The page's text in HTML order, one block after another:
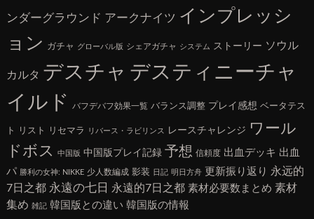
ンダーグラウンド アークナイツ インプレッシ
ョン ガチャ グローバル版 シェアガチャ システム ストーリー ソウル
カルタ デスチャ デスティニーチャ
イルド
バフデバフ効果一覧 バランス調整 プレイ感想 ベータテス
ト リスト リセマラ リバース・ラビリンス レースチャレンジ ワール
ドボス
中国版 中国版プレイ記録 予想 信頼度 出血デッキ 出血
パ 勝利の女神: NIKKE 少人数編成 影装 日記 明日方舟 更新振り返り 永远的
7日之都 永遠の七日 永遠的7日之都 素材必要数まとめ 素材
集め 雑記 韓国版との違い 韓国版の情報